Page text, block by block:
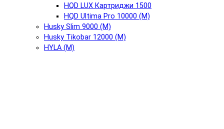
HQD LUX Картриджи 1500
HQD Ultima Pro 10000 (М)
Husky Slim 9000 (М)
Husky Tikobar 12000 (М)
HYLA (М)